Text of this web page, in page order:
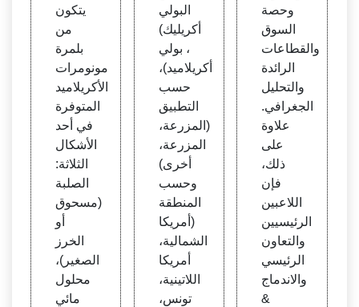
مستح
ضرا
ت الت
جميل
1
يتكون
من
بلمرة
مونومرات
الأكريلاميد
المتوفرة
في أحد
الأشكال
الثلاثة:
الصلبة
(مسحوق
أو
الخرز
الصغير)،
محلول
مائي
يك، بو
لي أك
ريلامي
د)، ح
سب ا
لتطبي
ق (مز
رعة،
مزرع
ة، أخر
ى) وح
سب ا
لمنطق
ة (ش
مال
البولي
أكريليك)
، بولي
أكريلاميد)،
حسب
التطبيق
(المزرعة،
المزرعة،
أخرى)
وحسب
المنطقة
(أمريكا
الشمالية،
أمريكا
اللاتينية،
تونس،
وحصة
السوق
والقطاعات
الرائدة
والتحليل
الجغرافي.
علاوة
على
ذلك،
فإن
اللاعبين
الرئيسيين
والتعاون
الرئيسي
والاندماج
&